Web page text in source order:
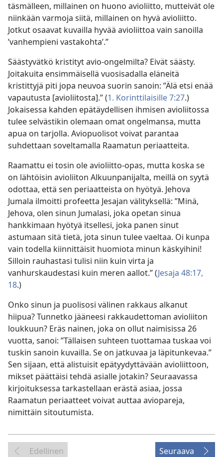
täsmälleen, millainen on huono avioliitto, mutteivät ole
niinkään varmoja siitä, millainen on hyvä avioliitto.
Jotkut osaavat kuvailla hyvää avioliittoa vain sanoilla
’vanhempieni vastakohta’.”
Säästyvätkö kristityt avio-ongelmilta? Eivät säästy.
Joitakuita ensimmäisellä vuosisadalla eläneitä
kristittyjä piti jopa neuvoa suorin sanoin: ”Älä etsi enää
vapautusta [avioliitosta].” (1. Korinttilaisille 7:27.)
Jokaisessa kahden epätäydellisen ihmisen avioliitossa
tulee selvästikin olemaan omat ongelmansa, mutta
apua on tarjolla. Aviopuolisot voivat parantaa
suhdettaan soveltamalla Raamatun periaatteita.
Raamattu ei tosin ole avioliitto-opas, mutta koska se
on lähtöisin avioliiton Alkuunpanijalta, meillä on syytä
odottaa, että sen periaatteista on hyötyä. Jehova
Jumala ilmoitti profeetta Jesajan välityksellä: ”Minä,
Jehova, olen sinun Jumalasi, joka opetan sinua
hankkimaan hyötyä itsellesi, joka panen sinut
astumaan sitä tietä, jota sinun tulee vaeltaa. Oi kunpa
vain todella kiinnittäisit huomiota minun käskyihini!
Silloin rauhastasi tulisi niin kuin virta ja
vanhurskaudestasi kuin meren aallot.” (Jesaja 48:17,
18.)
Onko sinun ja puolisosi välinen rakkaus alkanut
hiipua? Tunnetko jääneesi rakkaudettoman avioliiton
loukkuun? Eräs nainen, joka on ollut naimisissa 26
vuotta, sanoi: ”Tällaisen suhteen tuottamaa tuskaa voi
tuskin sanoin kuvailla. Se on jatkuvaa ja läpitunkevaa.”
Sen sijaan, että alistuisit epätyydyttävään avioliittoon,
mikset päättäisi tehdä asialle jotakin? Seuraavassa
kirjoituksessa tarkastellaan erästä asiaa, jossa
Raamatun periaatteet voivat auttaa aviopareja,
nimittäin sitoutumista.
Edellinen Seuraava